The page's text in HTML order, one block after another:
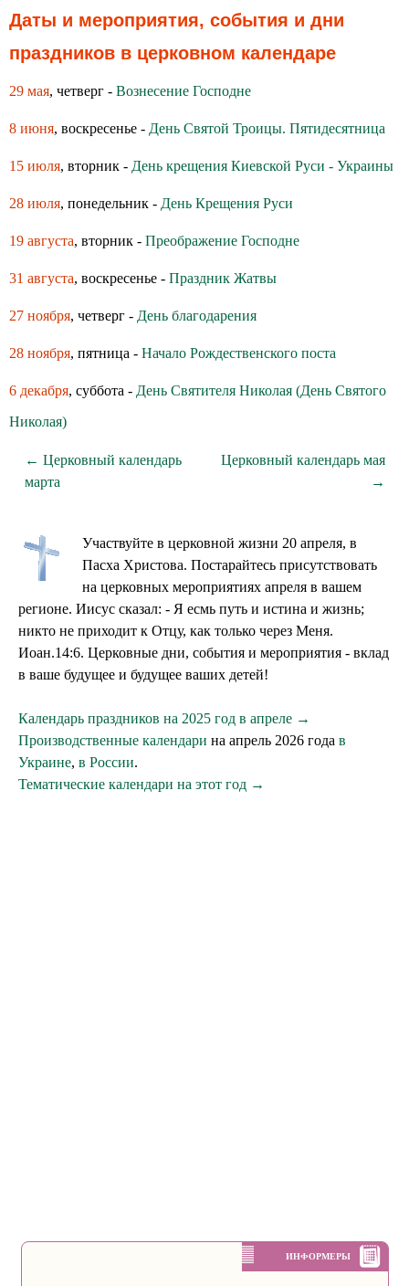
Даты и мероприятия, события и дни
праздников в церковном календаре
29 мая, четверг - Вознесение Господне
8 июня, воскресенье - День Святой Троицы. Пятидесятница
15 июля, вторник - День крещения Киевской Руси - Украины
28 июля, понедельник - День Крещения Руси
19 августа, вторник - Преображение Господне
31 августа, воскресенье - Праздник Жатвы
27 ноября, четверг - День благодарения
28 ноября, пятница - Начало Рождественского поста
6 декабря, суббота - День Святителя Николая (День Святого
Николая)
← Церковный календарь
марта
Церковный календарь мая
→
Участвуйте в церковной жизни 20 апреля, в
Пасха Христова. Постарайтесь присутствовать
на церковных мероприятиях апреля в вашем
регионе. Иисус сказал: - Я есмь путь и истина и жизнь;
никто не приходит к Отцу, как только через Меня.
Иоан.14:6. Церковные дни, события и мероприятия - вклад
в ваше будущее и будущее ваших детей!
Календарь праздников на 2025 год в апреле →
Производственные календари на апрель 2026 года в
Украине, в России.
Тематические календари на этот год →
ИНФОРМЕРЫ